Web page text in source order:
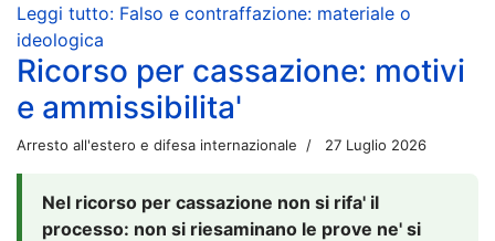
Leggi tutto: Falso e contraffazione: materiale o
ideologica
Ricorso per cassazione: motivi
e ammissibilita'
Arresto all'estero e difesa internazionale 27 Luglio 2026
Nel ricorso per cassazione non si rifa' il
processo: non si riesaminano le prove ne' si